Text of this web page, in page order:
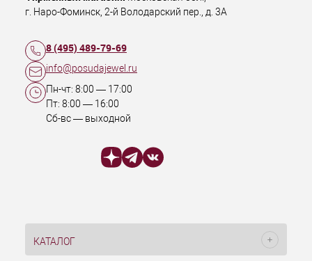
г. Наро-Фоминск, 2-й Володарский пер., д. 3А
8 (495) 489-79-69
info@posudajewel.ru
Пн-чт: 8:00 — 17:00
Пт: 8:00 — 16:00
Сб-вс — выходной
КАТАЛОГ